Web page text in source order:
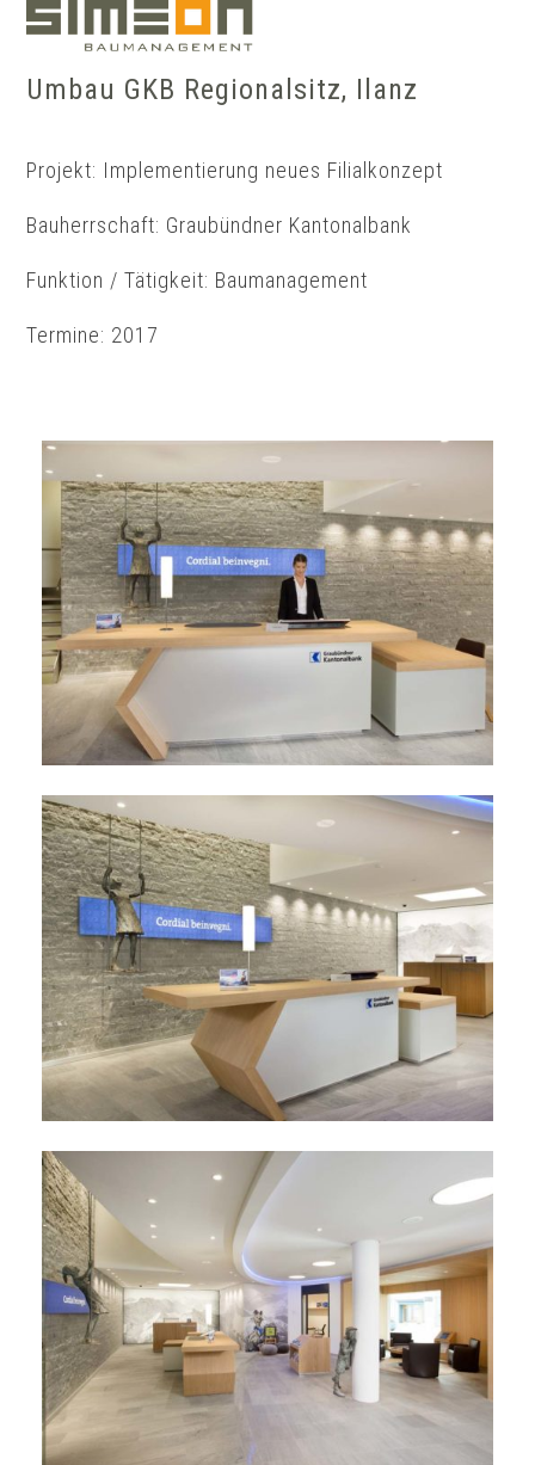
Skip
contentUmbau GKB Regionalsitz, Ilanz
Projekt: Implementierung neues Filialkonzept
Bauherrschaft: Graubündner Kantonalbank
Funktion / Tätigkeit: Baumanagement
Termine: 2017